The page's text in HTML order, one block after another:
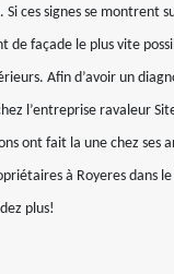
ces signes se montrent
de façade le plus vite
Afin d’avoir un
l’entreprise ravaleur
ont fait la une chez ses
à Royeres dans
plus!